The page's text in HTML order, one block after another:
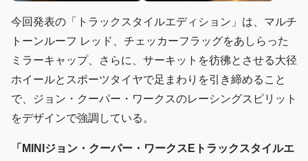
今回発表の「トラックスタイルエディション」は、マルチ
トーンルーフ レッド、チェッカーフラッグをあしらった
ミラーキャップ、さらに、サーキットを彷彿とさせる大径
ホイールとスポーツタイヤで足まわりを引き締めること
で、ジョン・クーパー・ワークスのレーシングスピリット
をデザインで強調している。
「MINIジョン・クーパー・ワークスEトラックスタイルエ